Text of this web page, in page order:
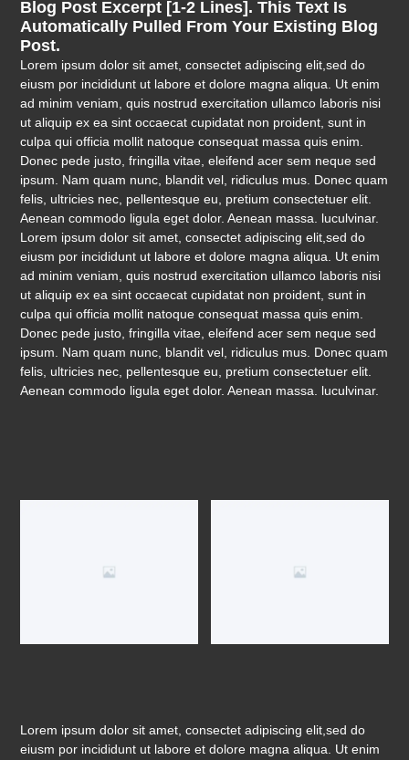
Blog Post Excerpt [1-2 Lines]. This Text Is
Automatically Pulled From Your Existing Blog
Post.
Lorem ipsum dolor sit amet, consectet adipiscing elit,sed do
eiusm por incididunt ut labore et dolore magna aliqua. Ut enim
ad minim veniam, quis nostrud exercitation ullamco laboris nisi
ut aliquip ex ea sint occaecat cupidatat non proident, sunt in
culpa qui officia mollit natoque consequat massa quis enim.
Donec pede justo, fringilla vitae, eleifend acer sem neque sed
ipsum. Nam quam nunc, blandit vel, ridiculus mus. Donec quam
felis, ultricies nec, pellentesque eu, pretium consectetuer elit.
Aenean commodo ligula eget dolor. Aenean massa. luculvinar.
Lorem ipsum dolor sit amet, consectet adipiscing elit,sed do
eiusm por incididunt ut labore et dolore magna aliqua. Ut enim
ad minim veniam, quis nostrud exercitation ullamco laboris nisi
ut aliquip ex ea sint occaecat cupidatat non proident, sunt in
culpa qui officia mollit natoque consequat massa quis enim.
Donec pede justo, fringilla vitae, eleifend acer sem neque sed
ipsum. Nam quam nunc, blandit vel, ridiculus mus. Donec quam
felis, ultricies nec, pellentesque eu, pretium consectetuer elit.
Aenean commodo ligula eget dolor. Aenean massa. luculvinar.
Lorem ipsum dolor sit amet, consectet adipiscing elit,sed do
eiusm por incididunt ut labore et dolore magna aliqua. Ut enim